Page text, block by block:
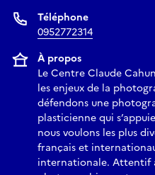
Téléphone
0952772314
À propos
Le Centre Claude
les enjeux de la
défendons une
plasticienne qui
nous voulons les plus
français et
internationale. Attentif